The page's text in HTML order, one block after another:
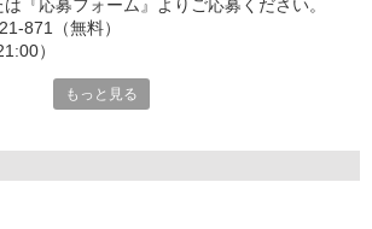
は『応募フォーム』よりご応募ください。
871（無料）
）
お伝えいただけるとスムーズです。
ご応募は24時間受付中です！
もっと見る